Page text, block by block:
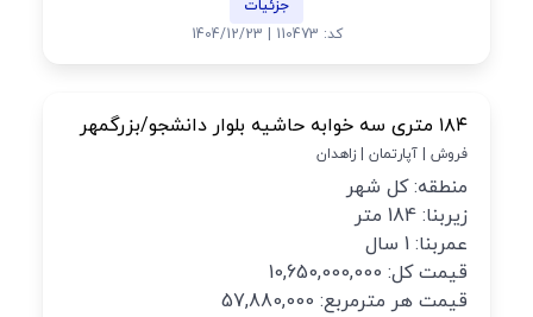
جزئیات
کد: 110473 | 1404/12/23
۱۸۴ متری سه خوابه حاشیه بلوار دانشجو/بزرگمهر
فروش | آپارتمان | زاهدان
منطقه: کل شهر
زیربنا: 184 متر
عمربنا: 1 سال
قیمت کل: 10,650,000,000
قیمت هر مترمربع: 57,880,000